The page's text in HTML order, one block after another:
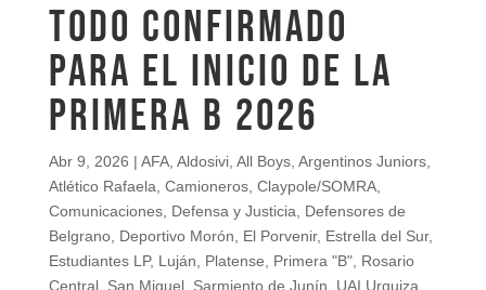
TODO CONFIRMADO
PARA EL INICIO DE LA
PRIMERA B 2026
Abr 9, 2026 | AFA, Aldosivi, All Boys, Argentinos Juniors,
Atlético Rafaela Camioneros, Claypole/SOMRA,
Comunicaciones, Defensa y Justicia
Defensores de
Belgrano, Deportivo Morón El Porvenir, Estrella del Sur,
Estudiantes LP, Luján Platense Primera "B", Rosario
Central, San Miguel, Sarmiento de Junín UAI Urquiza